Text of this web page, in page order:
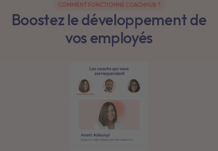
COMMENT FONCTIONNE COACHHUB ?
Boostez le développement de
vos employés